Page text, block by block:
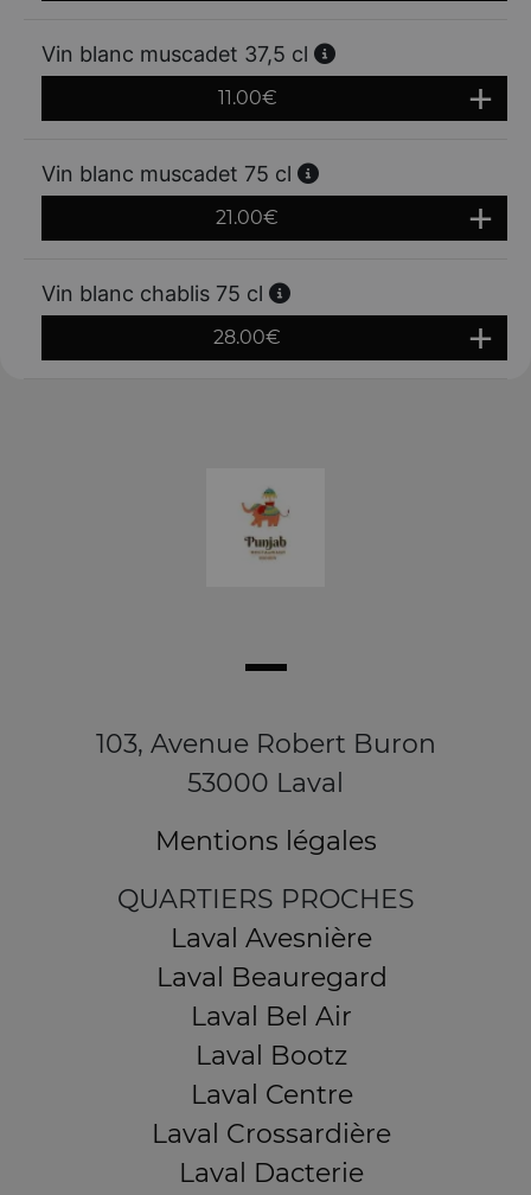
Vin blanc muscadet 37,5 cl
11.00€
Vin blanc muscadet 75 cl
21.00€
Vin blanc chablis 75 cl
28.00€
103, Avenue Robert Buron
53000 Laval
Mentions légales
QUARTIERS PROCHES
Laval Avesnière
Laval Beauregard
Laval Bel Air
Laval Bootz
Laval Centre
Laval Crossardière
Laval Dacterie